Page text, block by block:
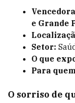
e Grande
Setor:
O que
Para
O sorriso de